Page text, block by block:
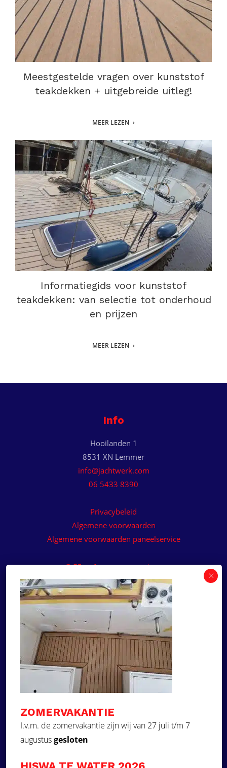
Meestgestelde vragen over kunststof
teakdekken + uitgebreide uitleg!
MEER LEZEN
Informatiegids voor kunststof
teakdekken: van selectie tot onderhoud
en prijzen
MEER LEZEN
Info
Hooilanden 1
8531 XN Lemmer
info@jachtwerk.com
06 5433 8390
Privacybeleid
Algemene voorwaarden
Algemene voorwaarden paneelservice
Offerte aanvragen
Wilt u een prijsvoorstel op maat ontvangen voor
een kunststof teakdek voor uw boot? Vraag een
vrijblijvende offerte aan!
Offerte aanvragen
Ga naar
Over ons
Projecten
ZOMERVAKANTIE
I.v.m. de zomervakantie zijn wij van 27 juli t/m 7
augustusgesloten
×
Deze website maakt
gebruik van cookies.
Deze website gebruikt cookies om uw
gebruikerservaring te verbeteren. Door
onze website te gebruiken, stemt u in met
alle cookies in overeenstemming met ons
STRIKT NOODZAKELIJK
PRESTATIE